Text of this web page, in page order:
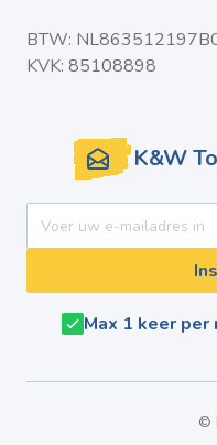
BTW:
KVK: 85108898
K&W
Max 1 keer per
©